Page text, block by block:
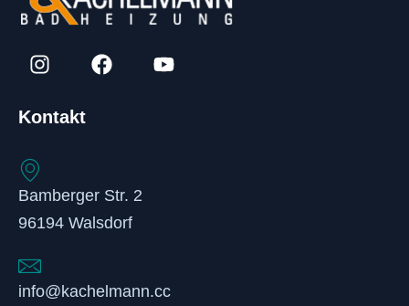
Kontakt
Bamberger Str. 2
96194 Walsdorf
info@kachelmann.cc